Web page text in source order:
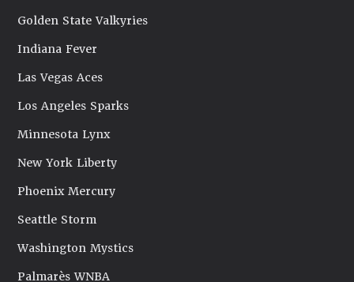
Golden State Valkyries
Indiana Fever
Las Vegas Aces
Los Angeles Sparks
Minnesota Lynx
New York Liberty
Phoenix Mercury
Seattle Storm
Washington Mystics
Palmarès WNBA